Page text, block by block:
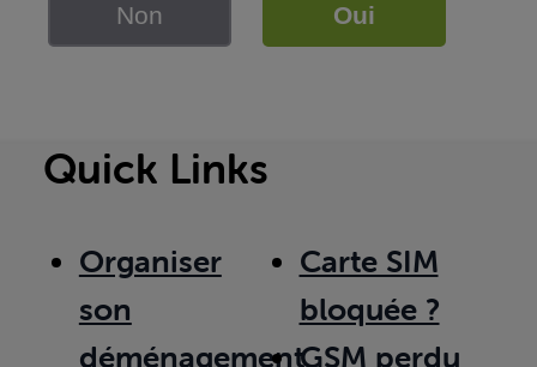
Non Oui
Quick Links
Organiser
son
déménagement
Carte SIM
bloquée ?
GSM perdu